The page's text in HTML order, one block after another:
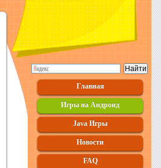
Главная
Игры на Андроид
Java Игры
Новости
FAQ